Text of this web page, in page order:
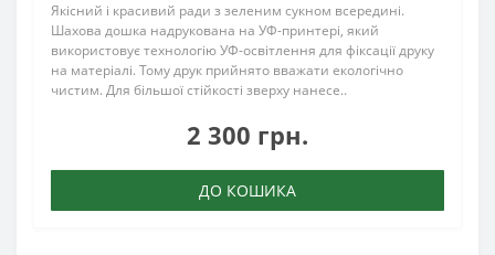
Якісний і красивий ради з зеленим сукном всередині.
Шахова дошка надрукована на УФ-принтері, який
використовує технологію УФ-освітлення для фіксації друку
на матеріалі. Тому друк прийнято вважати екологічно
чистим. Для більшої стійкості зверху нанесе..
2 300 грн.
ДО КОШИКА